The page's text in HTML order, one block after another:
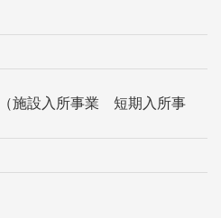
施設入所事業 短期入所事